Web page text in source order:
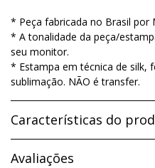
* Peça fabricada no Brasil por
* A tonalidade da peça/
seu monitor.
* Estampa em técnica de silk,
sublimação. NÃO é transfer.
Características do
Avaliações